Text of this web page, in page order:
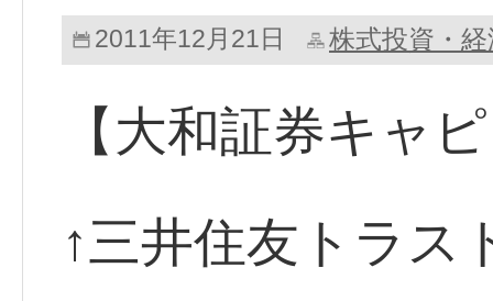
2011年12月21日 株式投資・
【大和証券キャ
↑三井住友トラス